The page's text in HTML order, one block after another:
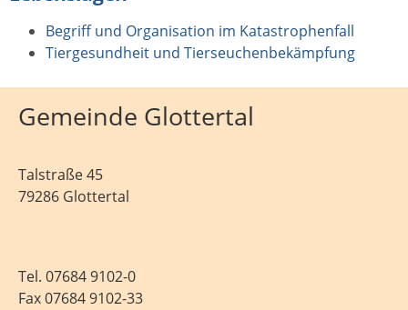
Begriff und Organisation im Katastrophenfall
Tiergesundheit und Tierseuchenbekämpfung
Gemeinde Glottertal
Talstraße 45
79286 Glottertal
Tel. 07684 9102-0
Fax 07684 9102-33